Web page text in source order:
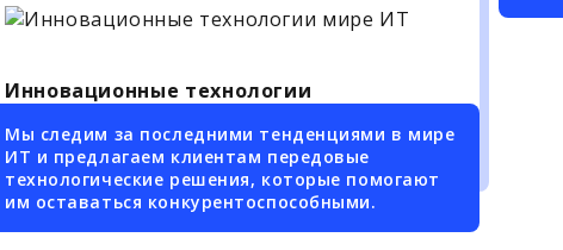
Инновационные технологии
Мы следим за последними тенденциями в мире
ИТ и предлагаем клиентам передовые
технологические решения, которые помогают
им оставаться конкурентоспособными.